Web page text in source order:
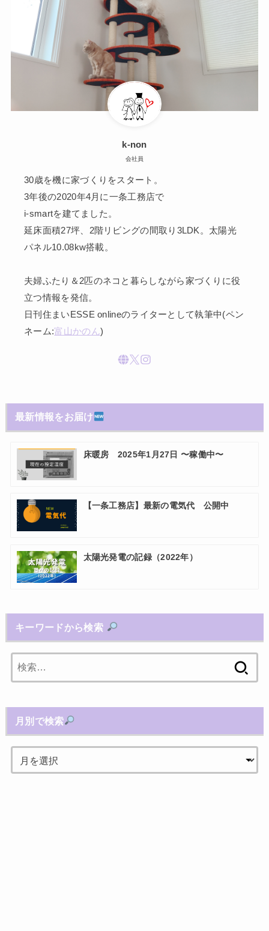
k-non
会社員
30歳を機に家づくりをスタート。
3年後の2020年4月に一条工務店で
i-smartを建てました。
延床面積27坪、2階リビングの間取り3LDK。太陽光
パネル10.08kw搭載。
夫婦ふたり＆2匹のネコと暮らしながら家づくりに役
立つ情報を発信。
日刊住まいESSE onlineのライターとして執筆中(ペン
ネーム:富山かのん)
最新情報をお届け
床暖房 2025年1月27日 〜稼働中〜
【一条工務店】最新の電気代 公開中
太陽光発電の記録（2022年）
キーワードから検索
索:
月別で検索